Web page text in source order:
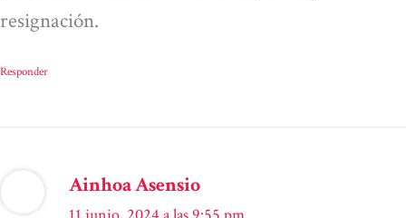
resignación.
Responder
Ainhoa Asensio